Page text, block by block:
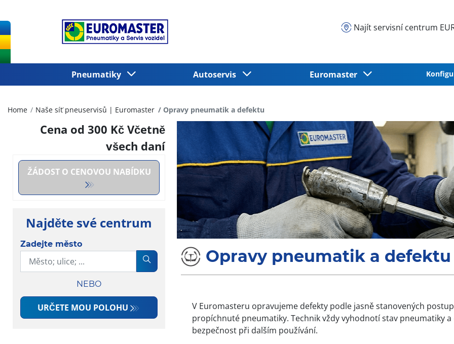
Najít servisní centrum
Pneumatiky Autoservis Euromaster
Home Naše síť pneuservisů | Euromaster Opravy pneumatik a defektu
Opravy pneumatik a defektu
Cena od 300 KčVčetně
všech daní
ŽÁDOST O CENOVOU NABÍDKU
Najděte své centrum
Zadejte město
NEBO
URČETE MOU POLOHU
V Euromasteru opravujeme defekty podle jasně stanovených
propíchnuté pneumatiky. Technik vždy vyhodnotí stav pneumatiky
bezpečnost při dalším používání.